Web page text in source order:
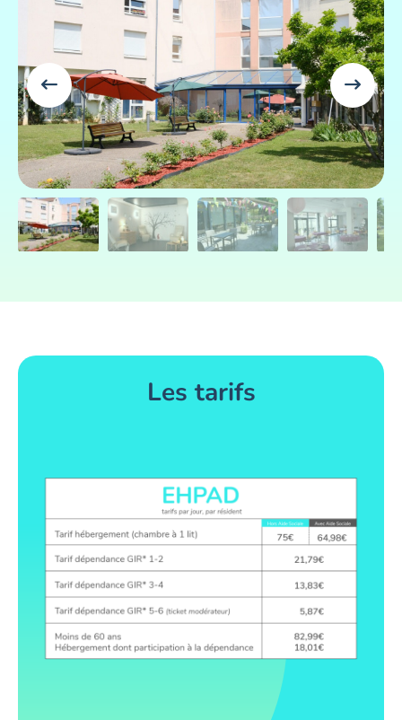
Les tarifs